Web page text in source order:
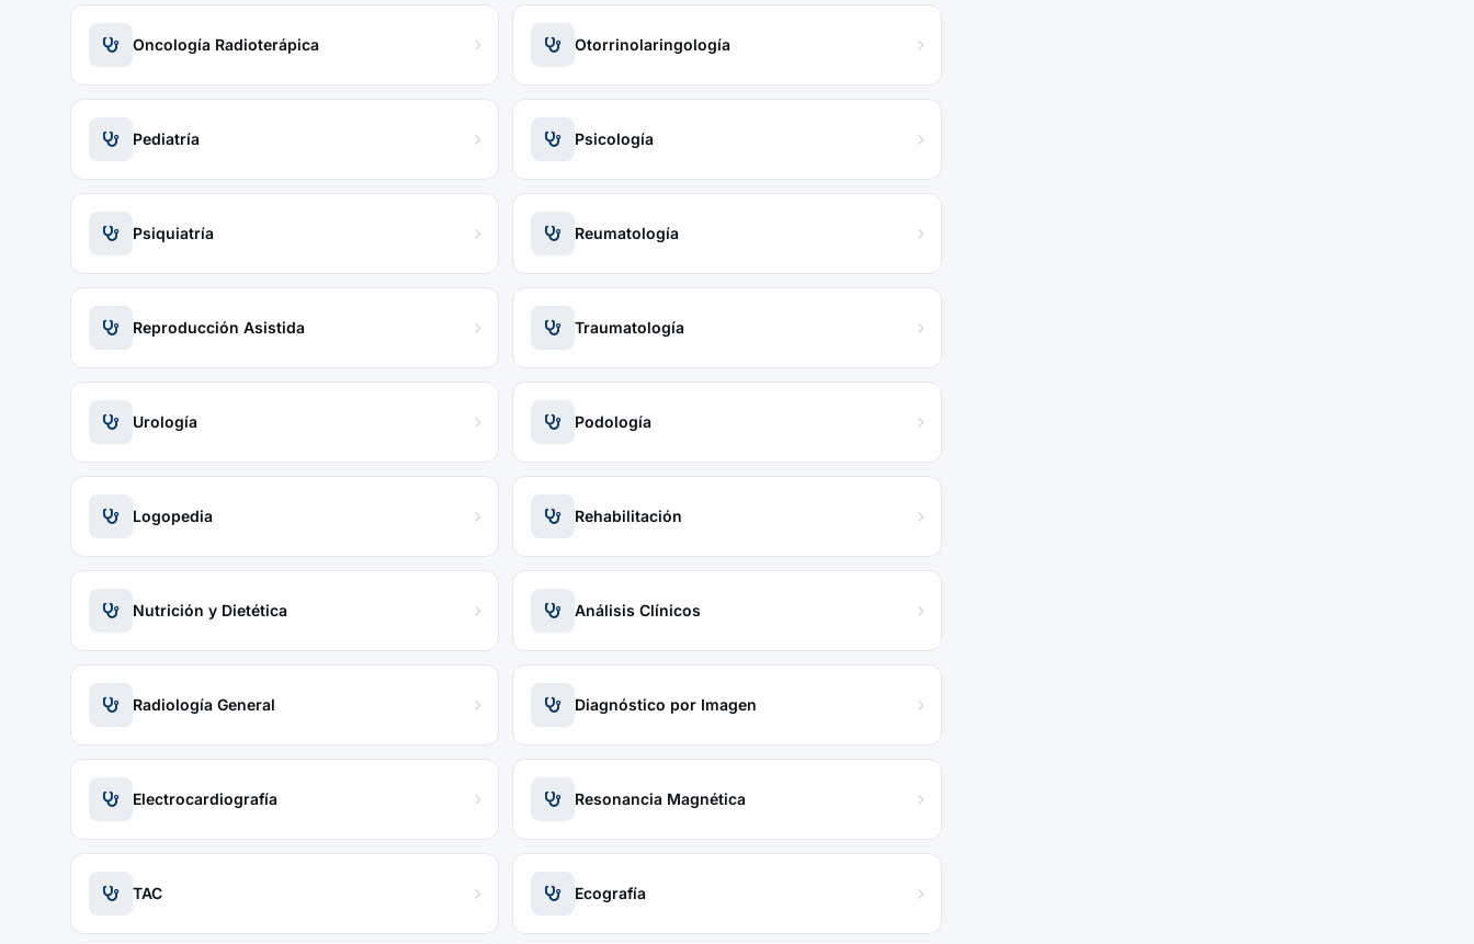
Oncología Radioterápica Otorrinolaringología
Pediatría Psicología
Psiquiatría Reumatología
Reproducción Asistida Traumatología
Urología Podología
Logopedia Rehabilitación
Nutrición y Dietética Análisis Clínicos
Radiología General Diagnóstico por Imagen
Electrocardiografía Resonancia Magnética
TAC Ecografía